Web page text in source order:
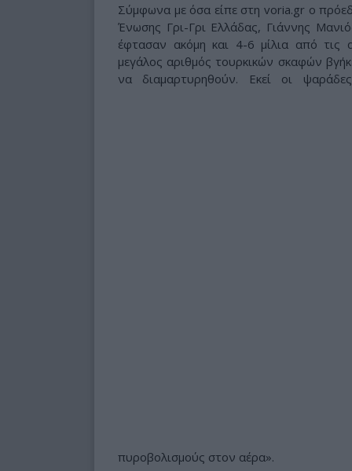
Σύμφωνα με όσα είπε στη voria.gr ο
Ένωσης Γρι-Γρι Ελλάδας, Γιάννης
έφτασαν ακόμη και 4-6 μίλια από
μεγάλος αριθμός τουρκικών σκαφών
να διαμαρτυρηθούν. Εκεί οι
πυροβολισμούς στον αέρα».